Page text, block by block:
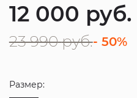
12 000 руб.
23 990 руб.- 50%
Размер: